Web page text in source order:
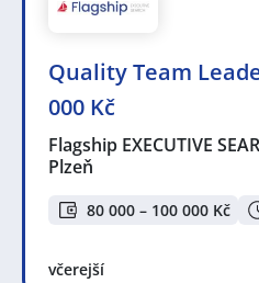
Quality Team
000 Kč
Flagship EXECUTIVE
Plzeň
80 000 – 100 000 Kč
včerejší